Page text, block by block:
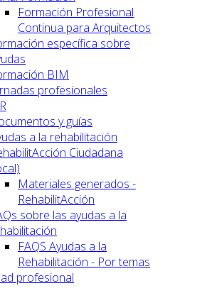
Formación Profesional
Continua para Arquitectos
específica sobre
BIM
profesionales
y guías
a la rehabilitación
Ciudadana
Materiales generados -
RehabilitAcción
sobre las ayudas a la
FAQS Ayudas a la
Rehabilitación - Por temas
profesional